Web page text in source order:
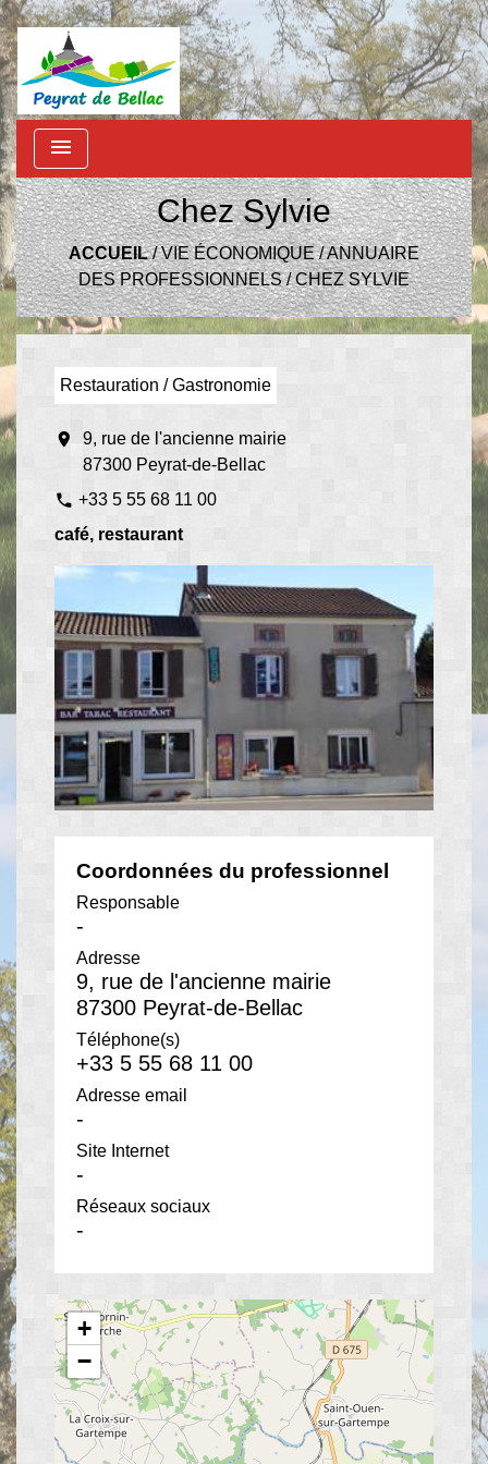
menu
Chez Sylvie
ACCUEIL/VIE ÉCONOMIQUE/ANNUAIRE
DES PROFESSIONNELS/CHEZ SYLVIE
Restauration / Gastronomie
location_on
9, rue de l'ancienne mairie
87300 Peyrat-de-Bellac
phone +33 5 55 68 11 00
café, restaurant
Coordonnées du professionnel
Responsable
-
Adresse
9, rue de l'ancienne mairie
87300 Peyrat-de-Bellac
Téléphone(s)
+33 5 55 68 11 00
Adresse email
-
Site Internet
-
Réseaux sociaux
-
+
−